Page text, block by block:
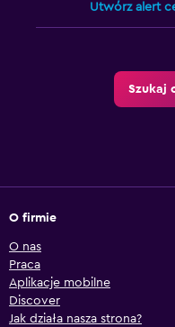
Utwórz alert
Szukaj
O firmie
O nas
Praca
Aplikacje mobilne
Discover
Jak działa nasza strona?